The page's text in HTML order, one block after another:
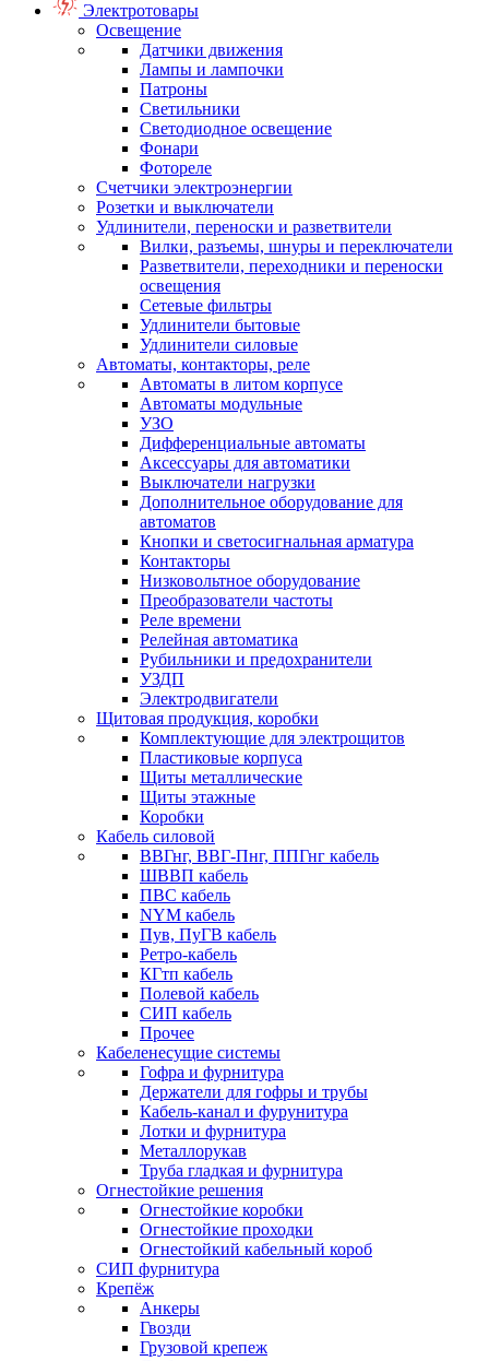
Электротовары
Освещение
Датчики движения
Лампы и лампочки
Патроны
Светильники
Светодиодное освещение
Фонари
Фотореле
Счетчики электроэнергии
Розетки и выключатели
Удлинители, переноски и разветвители
Вилки, разъемы, шнуры и переключатели
Разветвители, переходники и переноски
освещения
Сетевые фильтры
Удлинители бытовые
Удлинители силовые
Автоматы, контакторы, реле
Автоматы в литом корпусе
Автоматы модульные
УЗО
Дифференциальные автоматы
Аксессуары для автоматики
Выключатели нагрузки
Дополнительное оборудование для
автоматов
Кнопки и светосигнальная арматура
Контакторы
Низковольтное оборудование
Преобразователи частоты
Реле времени
Релейная автоматика
Рубильники и предохранители
УЗДП
Электродвигатели
Щитовая продукция, коробки
Комплектующие для электрощитов
Пластиковые корпуса
Щиты металлические
Щиты этажные
Коробки
Кабель силовой
ВВГнг, ВВГ-Пнг, ППГнг кабель
ШВВП кабель
ПВС кабель
NYM кабель
Пув, ПуГВ кабель
Ретро-кабель
КГтп кабель
Полевой кабель
СИП кабель
Прочее
Кабеленесущие системы
Гофра и фурнитура
Держатели для гофры и трубы
Кабель-канал и фурунитура
Лотки и фурнитура
Металлорукав
Труба гладкая и фурнитура
Огнестойкие решения
Огнестойкие коробки
Огнестойкие проходки
Огнестойкий кабельный короб
СИП фурнитура
Крепёж
Анкеры
Гвозди
Грузовой крепеж